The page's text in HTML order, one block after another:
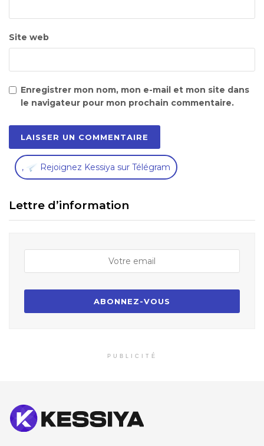
Site web
Enregistrer mon nom, mon e-mail et mon site dans
le navigateur pour mon prochain commentaire.
, Rejoignez Kessiya sur Télégram
Lettre d’information
PUBLICITÉ